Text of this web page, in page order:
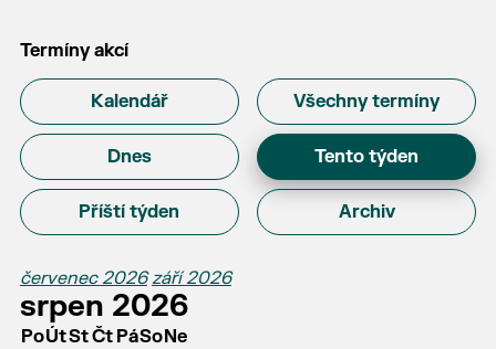
Termíny akcí
Kalendář Všechny termíny
Dnes Tento týden
Příští týden Archiv
červenec 2026 září 2026
srpen 2026
PoÚtStČt PáSoNe